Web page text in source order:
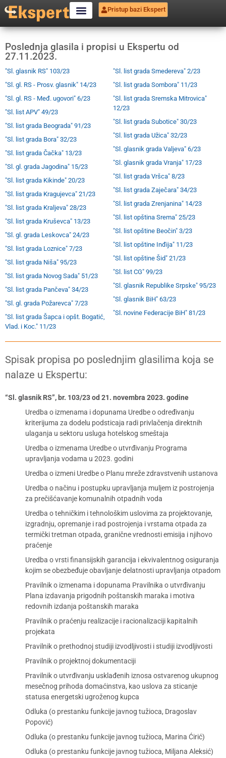
Pristup bazi Ekspert
Poslednja glasila i propisi u Ekspertu od
27.11.2023.
"Sl. glasnik RS" 103/23
"Sl. gl. RS - Prosv. glasnik" 14/23
"Sl. gl. RS - Međ. ugovori" 6/23
"Sl. list APV" 49/23
"Sl. list grada Beograda" 91/23
"Sl. list grada Bora" 32/23
"Sl. list grada Čačka" 13/23
"Sl. gl. grada Jagodina" 15/23
"Sl. list grada Kikinde" 20/23
"Sl. list grada Kragujevca" 21/23
"Sl. list grada Kraljeva" 28/23
"Sl. list grada Kruševca" 13/23
"Sl. gl. grada Leskovca" 24/23
"Sl. list grada Loznice" 7/23
"Sl. list grada Niša" 95/23
"Sl. list grada Novog Sada" 51/23
"Sl. list grada Pančeva" 34/23
"Sl. gl. grada Požarevca" 7/23
"Sl. list grada Šapca i opšt. Bogatić,
Vlad. i Koc." 11/23
"Sl. list grada Smedereva" 2/23
"Sl. list grada Sombora" 11/23
"Sl. list grada Sremska Mitrovica"
12/23
"Sl. list grada Subotice" 30/23
"Sl. list grada Užica" 32/23
"Sl. glasnik grada Valjeva" 6/23
"Sl. glasnik grada Vranja" 17/23
"Sl. list grada Vršca" 8/23
"Sl. list grada Zaječara" 34/23
"Sl. list grada Zrenjanina" 14/23
"Sl. list opština Srema" 25/23
"Sl. list opštine Beočin" 3/23
"Sl. list opštine Inđija" 11/23
"Sl. list opštine Šid" 21/23
"Sl. list CG" 99/23
"Sl. glasnik Republike Srpske" 95/23
"Sl. glasnik BiH" 63/23
"Sl. novine Federacije BiH" 81/23
Spisak propisa po poslednjim glasilima koja se
nalaze u Ekspertu:
“Sl. glasnik RS”, br. 103/23 od 21. novembra 2023. godine
Uredba o izmenama i dopunama Uredbe o određivanju
kriterijuma za dodelu podsticaja radi privlačenja direktnih
ulaganja u sektoru usluga hotelskog smeštaja
Uredba o izmenama Uredbe o utvrđivanju Programa
upravljanja vodama u 2023. godini
Uredba o izmeni Uredbe o Planu mreže zdravstvenih ustanova
Uredba o načinu i postupku upravljanja muljem iz postrojenja
za prečišćavanje komunalnih otpadnih voda
Uredba o tehničkim i tehnološkim uslovima za projektovanje,
izgradnju, opremanje i rad postrojenja i vrstama otpada za
termički tretman otpada, granične vrednosti emisija i njihovo
praćenje
Uredba o vrsti finansijskih garancija i ekvivalentnog osiguranja
kojim se obezbeđuje obavljanje delatnosti upravljanja otpadom
Pravilnik o izmenama i dopunama Pravilnika o utvrđivanju
Plana izdavanja prigodnih poštanskih maraka i motiva
redovnih izdanja poštanskih maraka
Pravilnik o praćenju realizacije i racionalizaciji kapitalnih
projekata
Pravilnik o prethodnoj studiji izvodljivosti i studiji izvodljivosti
Pravilnik o projektnoj dokumentaciji
Pravilnik o utvrđivanju usklađenih iznosa ostvarenog ukupnog
mesečnog prihoda domaćinstva, kao uslova za sticanje
statusa energetski ugroženog kupca
Odluka (o prestanku funkcije javnog tužioca, Dragoslav
Popović)
Odluka (o prestanku funkcije javnog tužioca, Marina Ćirić)
Odluka (o prestanku funkcije javnog tužioca, Miljana Aleksić)